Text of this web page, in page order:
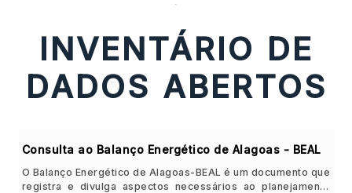
CONTATO
-
INVENTÁRIO DE
DADOS ABERTOS
Consulta ao Balanço Energético de Alagoas - BEAL
O Balanço Energético de Alagoas-BEAL é um documento que
registra e divulga aspectos necessários ao planejamento